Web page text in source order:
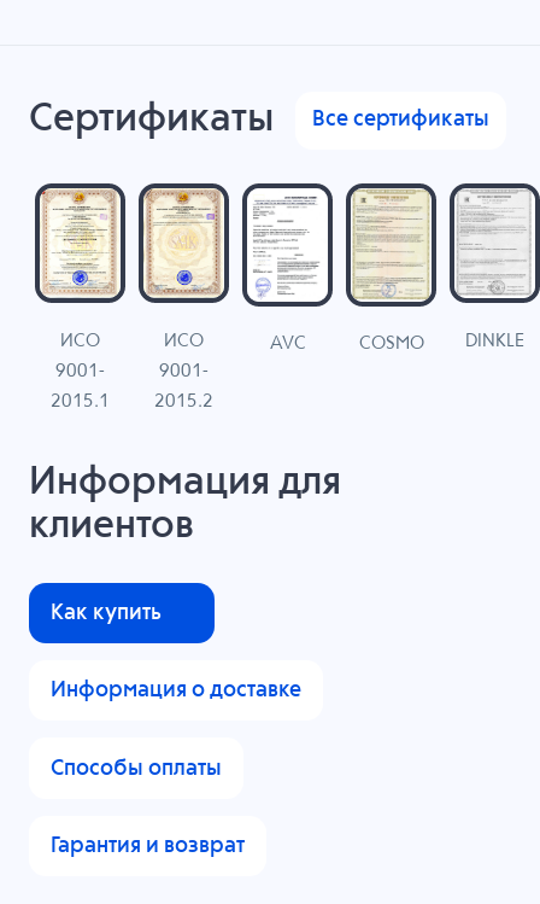
Сертификаты Все сертификаты
ИСО
9001-
2015.1
ИСО
9001-
2015.2
AVC COSMO DINKLE
Информация для
клиентов
Как купить
Информация о доставке
Способы оплаты
Гарантия и возврат